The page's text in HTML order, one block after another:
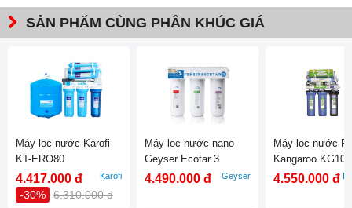
SẢN PHẨM CÙNG PHÂN KHÚC GIÁ
Máy lọc nước Karofi
KT-ERO80
4.417.000 đ
-30% 6.310.000 đ
Karofi
Máy lọc nước nano
Geyser Ecotar 3
4.490.000 đ Geyser
Máy lọc nước
Kangaroo
4.550.000 đ